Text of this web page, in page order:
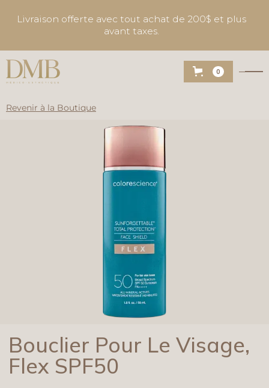
Livraison offerte avec tout achat de 200$ et plus
avant taxes.
0
Revenir à la Boutique
Bouclier Pour Le Visage,
Flex SPF50